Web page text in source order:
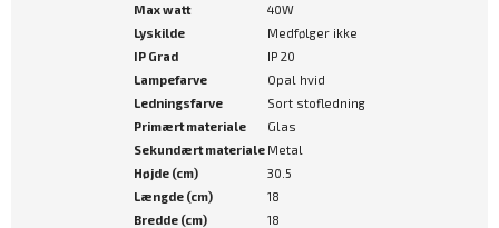
Max watt
40W
Lyskilde
Medfølger ikke
IP Grad
IP 20
Lampefarve
Opal hvid
Ledningsfarve
Sort stofledning
Primært materiale
Glas
Sekundært materiale Metal
Højde (cm)
30.5
Længde (cm)
18
Bredde (cm)
18